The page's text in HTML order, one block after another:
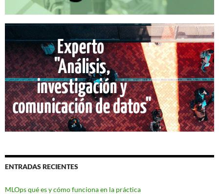
ENTRADAS RECIENTES
MLOps qué es y cómo funciona en la práctica